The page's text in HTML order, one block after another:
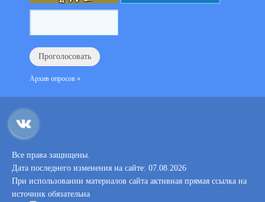
Архив опросов »
Все права защищены.
Дата последнего изменения на сайте: 07.08.2026
При использовании материалов сайта активная прямая ссылка на
источник обязательна